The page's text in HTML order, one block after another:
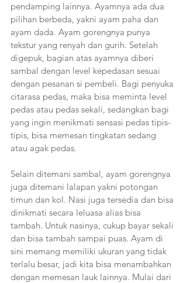
pendamping lainnya. Ayamnya ada dua
pilihan berbeda, yakni ayam paha dan
ayam dada. Ayam gorengnya punya
tekstur yang renyah dan gurih. Setelah
digepuk, bagian atas ayamnya diberi
sambal dengan level kepedasan sesuai
dengan pesanan si pembeli. Bagi penyuka
citarasa pedas, maka bisa meminta level
pedas atau pedas sekali, sedangkan bagi
yang ingin menikmati sensasi pedas tipis-
tipis, bisa memesan tingkatan sedang
atau agak pedas.
Selain ditemani sambal, ayam gorengnya
juga ditemani lalapan yakni potongan
timun dan kol. Nasi juga tersedia dan bisa
dinikmati secara leluasa alias bisa
tambah. Untuk nasinya, cukup bayar sekali
dan bisa tambah sampai puas. Ayam di
sini memang memiliki ukuran yang tidak
terlalu besar, jadi kita bisa menambahkan
dengan memesan lauk lainnya. Mulai dari